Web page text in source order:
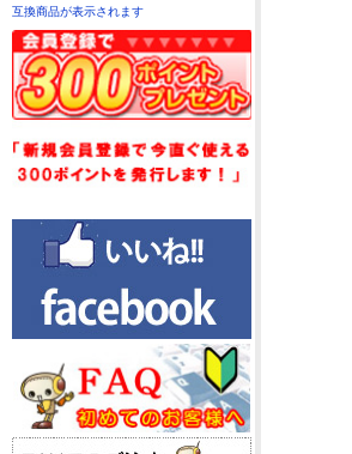
互換商品が表示されます